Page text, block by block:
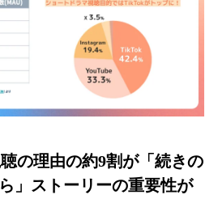
の理由の約9割が「続きの
」ストーリーの重要性が